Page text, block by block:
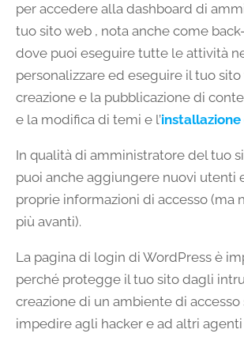
per accedere alla dashboard di
tuo sito web , nota anche come
dove puoi eseguire tutte le attività
personalizzare ed eseguire il tuo
creazione e la pubblicazione di
e la modifica di temi e l’
In qualità di amministratore del tuo
puoi anche aggiungere nuovi utenti
proprie informazioni di accesso (ma
più avanti).
La pagina di login di WordPress è
perché protegge il tuo sito dagli
creazione di un ambiente di accesso
impedire agli hacker e ad altri